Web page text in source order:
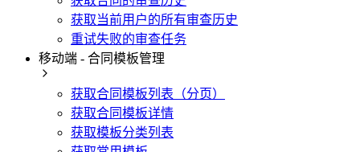
获取当前用户的所有审查历史
重试失败的审查任务
移动端 - 合同模板管理
获取合同模板列表（分页）
获取合同模板详情
获取模板分类列表